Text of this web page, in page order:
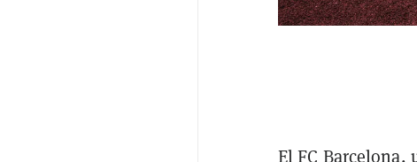
El FC Barcelona,